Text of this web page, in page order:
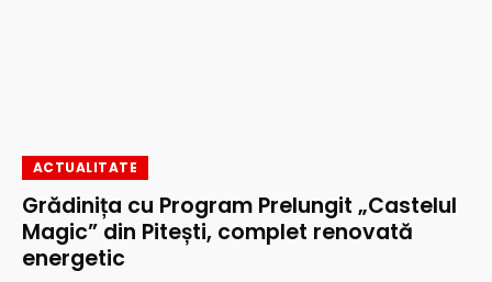
ACTUALITATE
Grădinița cu Program Prelungit „Castelul
Magic” din Pitești, complet renovată
energetic